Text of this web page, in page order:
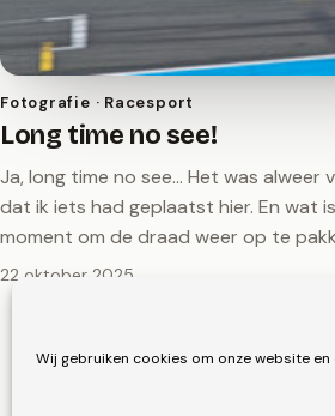
Wij gebruiken cookies om onze website
Fotografie · Racesport
Long time no see!
Ja, long time no see… Het was alweer
dat ik iets had geplaatst hier. En wat
moment om de draad weer op te
22 oktober 2025